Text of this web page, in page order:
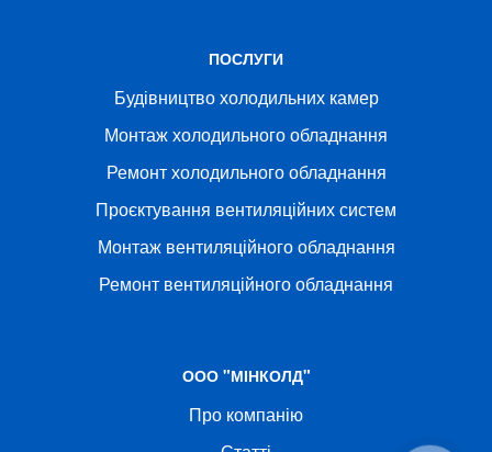
ПОСЛУГИ
Будівництво холодильних камер
Монтаж холодильного обладнання
Ремонт холодильного обладнання
Проєктування вентиляційних систем
Монтаж вентиляційного обладнання
Ремонт вентиляційного обладнання
ООО "МІНКОЛД"
Про компанію